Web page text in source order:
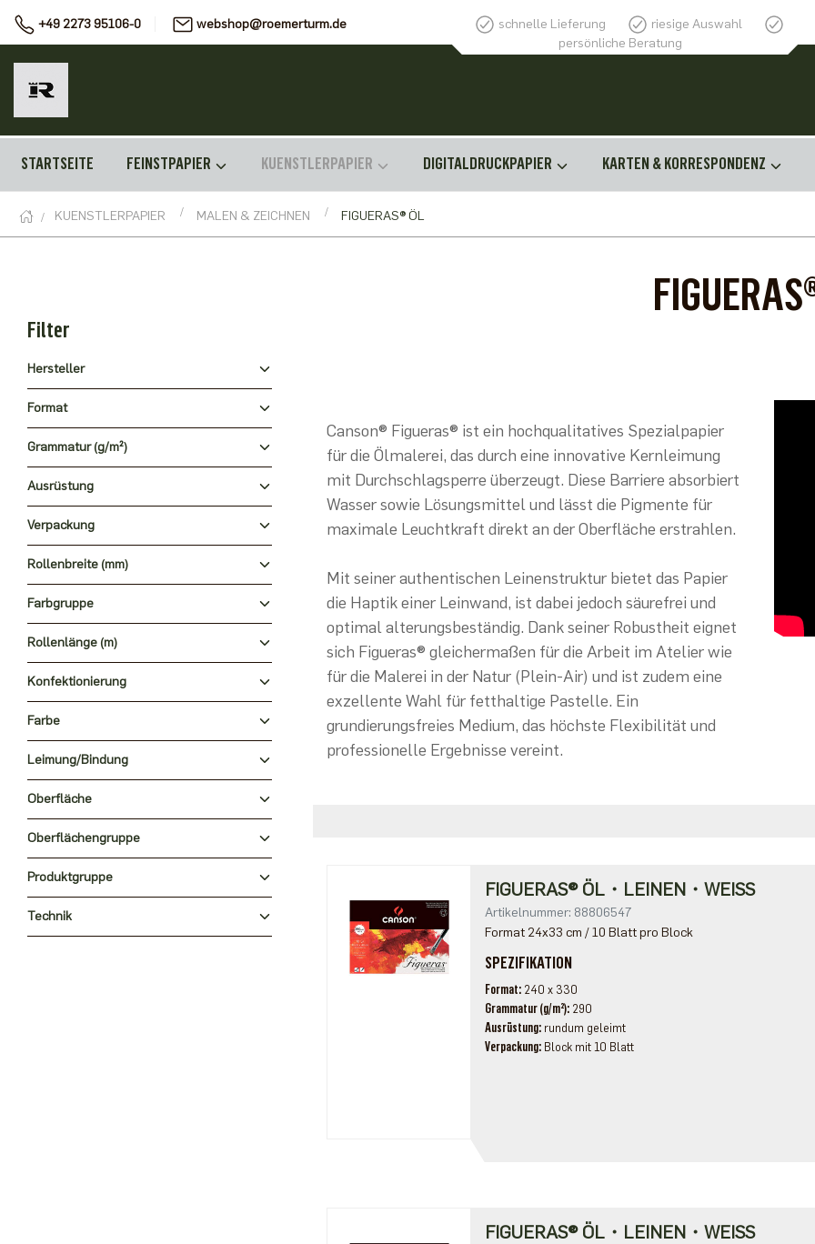
+49 2273 95106-0 webshop@roemerturm.de schnelle Lieferung
riesige Auswahl
persönliche Beratung
STARTSEITE FEINSTPAPIER KUENSTLERPAPIER DIGITALDRUCKPAPIER KARTEN & KORRESPONDENZ
KUENSTLERPAPIER MALEN & ZEICHNEN FIGUERAS® ÖL
Filter
Hersteller
Format
Grammatur (g/m²)
Ausrüstung
Verpackung
Rollenbreite (mm)
Farbgruppe
Rollenlänge (m)
Konfektionierung
Farbe
Leimung/Bindung
Oberfläche
Oberflächengruppe
Produktgruppe
Technik
Canson® Figueras® ist ein hochqualitatives Spezialpapier
für die Ölmalerei, das durch eine innovative Kernleimung
mit Durchschlagsperre überzeugt. Diese Barriere absorbiert
Wasser sowie Lösungsmittel und lässt die Pigmente für
maximale Leuchtkraft direkt an der Oberfläche erstrahlen.
Mit seiner authentischen Leinenstruktur bietet das Papier
die Haptik einer Leinwand, ist dabei jedoch säurefrei und
optimal alterungsbeständig. Dank seiner Robustheit eignet
sich Figueras® gleichermaßen für die Arbeit im Atelier wie
für die Malerei in der Natur (Plein-Air) und ist zudem eine
exzellente Wahl für fetthaltige Pastelle. Ein
grundierungsfreies Medium, das höchste Flexibilität und
professionelle Ergebnisse vereint.
FIGUERAS® ÖL・LEINEN・WEISS
Artikelnummer: 88806547
Format 24x33 cm / 10 Blatt pro Block
SPEZIFIKATION
Format 240 x 330
Grammatur (g/m²) 290
Ausrüstung rundum geleimt
Verpackung Block mit 10 Blatt
FIGUERAS® ÖL・LEINEN・WEISS